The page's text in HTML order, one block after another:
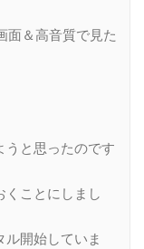
面＆高音質で見た
うと思ったのです
くことにしまし
ル開始していま